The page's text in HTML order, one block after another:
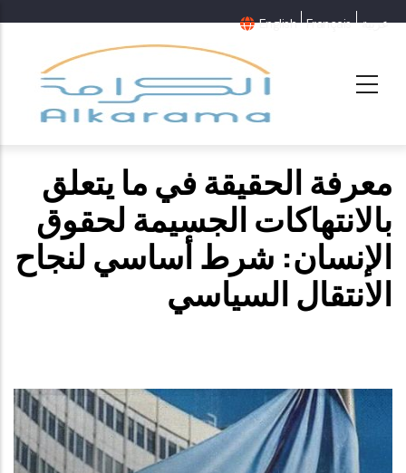
English Français عربية
بالانتهاكات الجسيمة لحقوق
الإنسان: شرط أساسي لنجاح
الانتقال السياسي